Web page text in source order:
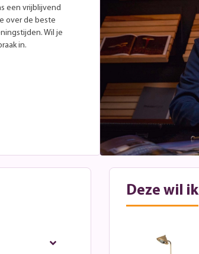
een vrijblijvend
over de beste
Wil je
in.
Deze wil ik